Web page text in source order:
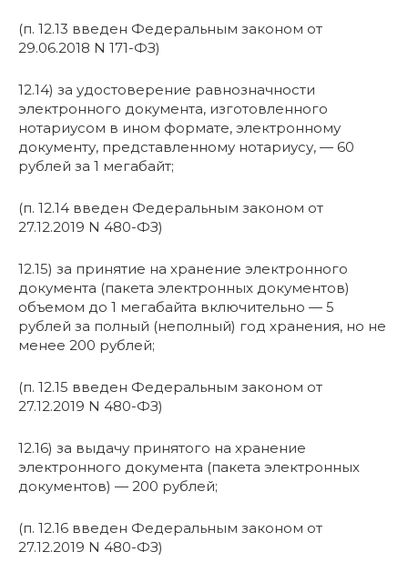
(п. 12.13 введен Федеральным законом от
29.06.2018 N 171-ФЗ)
12.14) за удостоверение равнозначности
электронного документа, изготовленного
нотариусом в ином формате, электронному
документу, представленному нотариусу, — 60
рублей за 1 мегабайт;
(п. 12.14 введен Федеральным законом от
27.12.2019 N 480-ФЗ)
12.15) за принятие на хранение электронного
документа (пакета электронных документов)
объемом до 1 мегабайта включительно — 5
рублей за полный (неполный) год хранения, но не
менее 200 рублей;
(п. 12.15 введен Федеральным законом от
27.12.2019 N 480-ФЗ)
12.16) за выдачу принятого на хранение
электронного документа (пакета электронных
документов) — 200 рублей;
(п. 12.16 введен Федеральным законом от
27.12.2019 N 480-ФЗ)